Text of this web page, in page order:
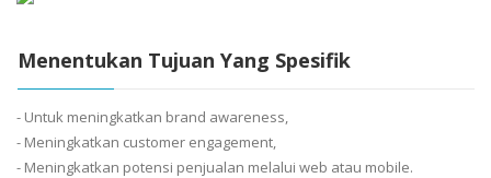
Menentukan Tujuan Yang Spesifik
- Untuk meningkatkan brand awareness,
- Meningkatkan customer engagement,
- Meningkatkan potensi penjualan melalui web atau mobile.